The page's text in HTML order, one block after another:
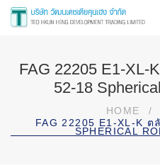
FAG 22205 E1-
52-18
HOME /
FAG 22205 E1-XL-K
SPHERICAL